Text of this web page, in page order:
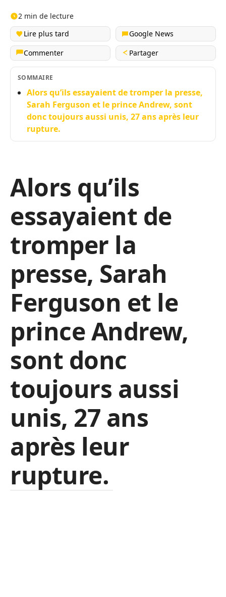
2 min de lecture
Lire plus tard
Google News
Commenter
Partager
SOMMAIRE
Alors qu’ils essayaient de tromper la presse,
Sarah Ferguson et le prince Andrew, sont
donc toujours aussi unis, 27 ans après leur
rupture.
Alors qu’ils
essayaient de
tromper la
presse, Sarah
Ferguson et le
prince Andrew,
sont donc
toujours aussi
unis, 27 ans
après leur
rupture.